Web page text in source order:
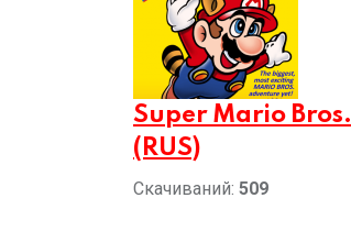
Super Mario
(RUS)
Скачиваний: 509